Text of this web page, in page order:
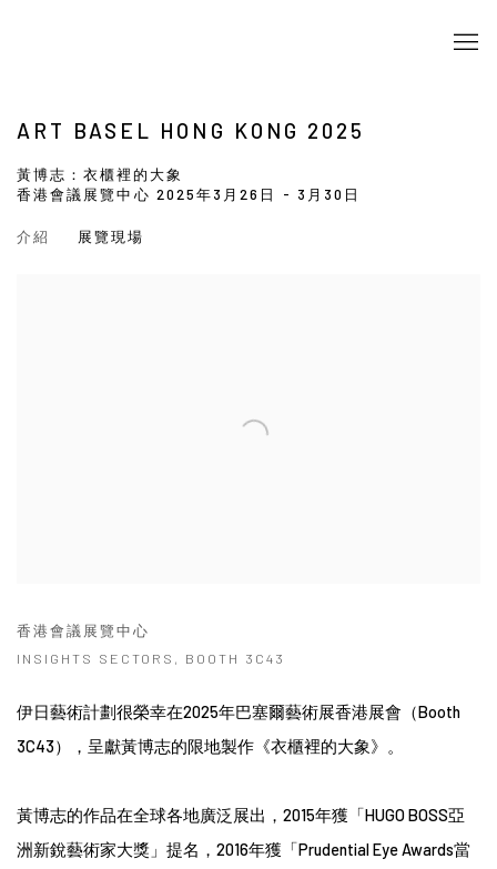
ART BASEL HONG KONG 2025
黃博志：衣櫃裡的大象
香港會議展覽中心 2025年3月26日 - 3月30日
介紹 展覽現場
香港會議展覽中心
INSIGHTS SECTORS, BOOTH 3C43
伊日藝術計劃很榮幸在2025年巴塞爾藝術展香港展會（Booth
3C43） ，呈獻黃博志的限地製作《衣櫃裡的大象》。
黃博志的作品在全球各地廣泛展出，2015年獲「HUGO BOSS亞
洲新銳藝術家大獎」提名，2016年獲「Prudential Eye Awards當